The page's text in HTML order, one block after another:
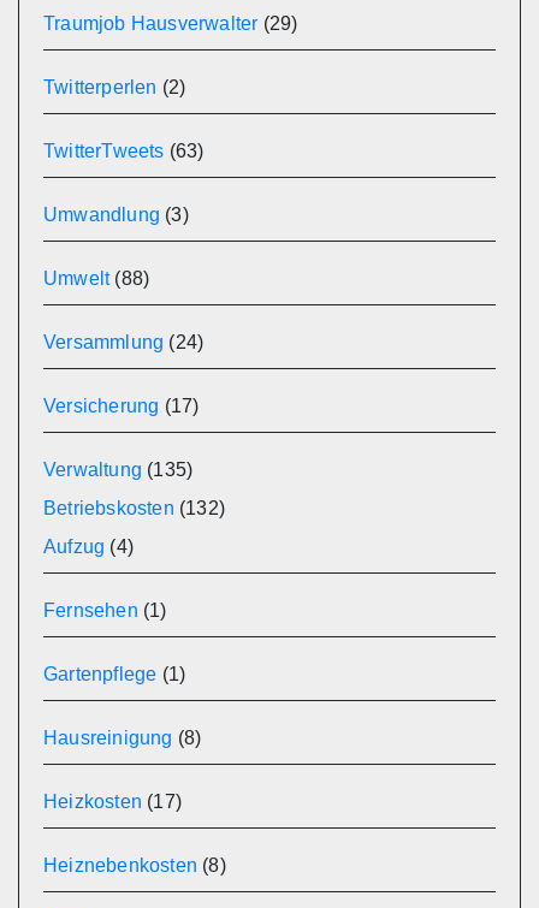
Traumjob Hausverwalter (29)
Twitterperlen (2)
TwitterTweets (63)
Umwandlung (3)
Umwelt(88)
Versammlung (24)
Versicherung (17)
Verwaltung (135)
Betriebskosten (132)
Aufzug (4)
Fernsehen (1)
Gartenpflege (1)
Hausreinigung (8)
Heizkosten (17)
Heiznebenkosten (8)